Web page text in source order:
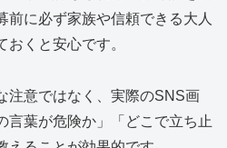
前に必ず家族や信頼できる大人
くと安心です。
注意ではなく、実際のSNS画
言葉が危険か」「どこで立ち止